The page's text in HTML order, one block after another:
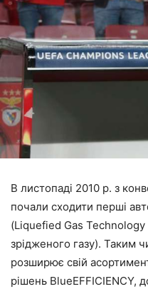
В листопаді 2010 р. з
почали сходити перші
(Liquefied Gas Technology
зрідженого газу). Таким
розширює свій
рішень BlueEFFICIENCY,